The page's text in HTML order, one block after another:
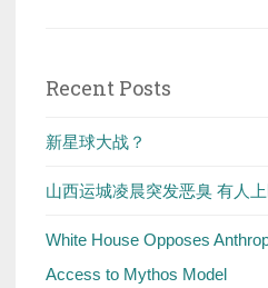
Recent Posts
新星球大战？
山西运城凌晨突发恶臭 有人
White House Opposes
Access to Mythos Model